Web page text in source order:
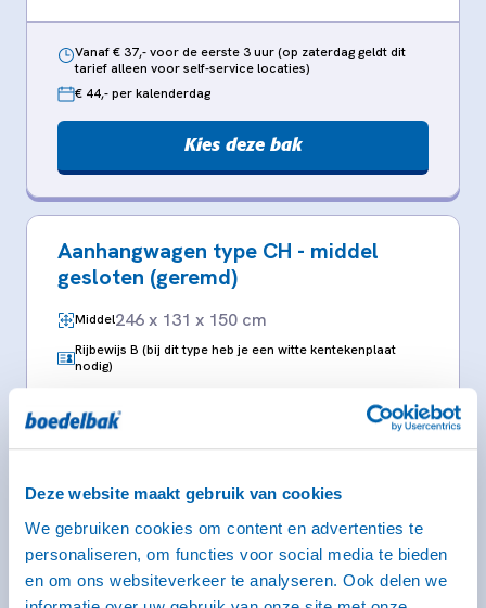
Deze website maakt gebruik van cookies
We gebruiken cookies om content en advertenties te
personaliseren, om functies voor social media te bieden
en om ons websiteverkeer te analyseren. Ook delen we
Vanaf € 37,- voor de eerste 3 uur (op zaterdag geldt dit
tarief alleen voor self-service locaties)
€ 44,- per kalenderdag
Kies deze bak
Aanhangwagen type CH - middel
gesloten (geremd)
Middel246 x 131 x 150 cm
Rijbewijs B (bij dit type heb je een witte kentekenplaat
nodig)